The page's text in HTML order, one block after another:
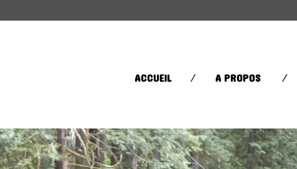
CATÉGORIES
Sugar in your bowl(432)
Toys in the Attic(11)
ACCUEIL A PROPOS